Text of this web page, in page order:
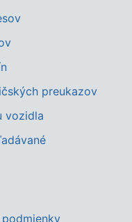
preukazov
vozidla